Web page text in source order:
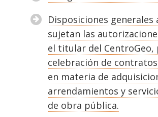
Disposiciones generales
sujetan las
el titular del CentroGeo,
celebración de
en materia de
arrendamientos y
de obra pública.